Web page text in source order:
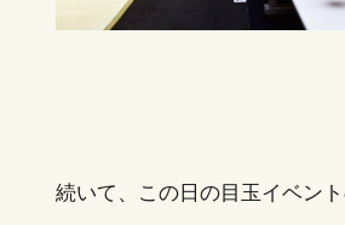
続いて、この日の目玉イベン